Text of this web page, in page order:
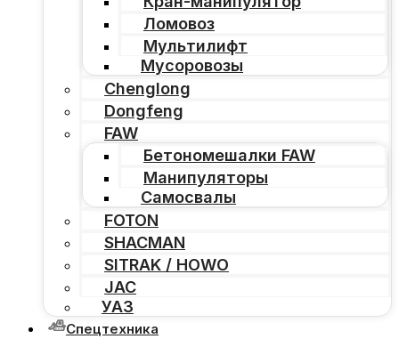
Ломовоз
Мультилифт
Мусоровозы
Chenglong
Dongfeng
FAW
Бетономешалки FAW
Манипуляторы
Самосвалы
FOTON
SHACMAN
SITRAK / HOWO
JAC
УАЗ
Спецтехника